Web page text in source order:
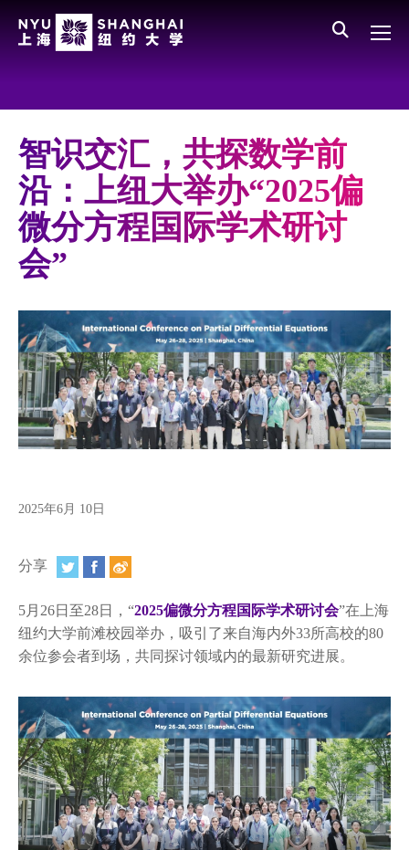
All NYU
学校领导
师资队伍
新闻与媒体报道
聚焦
媒体视点
视频
相册
活动纵览
学生说
校园内外
联系方式
支持我们
智识交汇，共探数学前
沿：上纽大举办“2025偏
微分方程国际学术研讨
会”
2025年6月 10日
分享
5月26日至28日，“2025偏微分方程国际学术研讨会”在上海
纽约大学前滩校园举办，吸引了来自海内外33所高校的80
余位参会者到场，共同探讨领域内的最新研究进展。